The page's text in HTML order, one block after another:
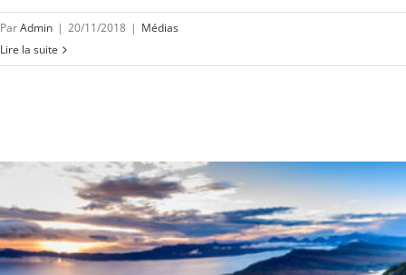
ParAdmin | 20/11/2018 | Médias
Lire la suite